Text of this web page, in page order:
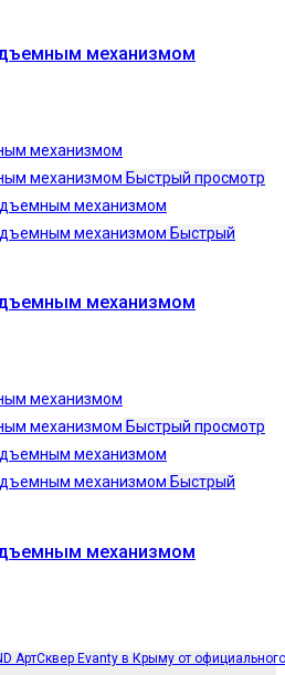
механизмом
Быстрый просмотр
Быстрый
механизмом
Быстрый просмотр
Быстрый
механизмом
АртСквер Evanty в Крыму от официального